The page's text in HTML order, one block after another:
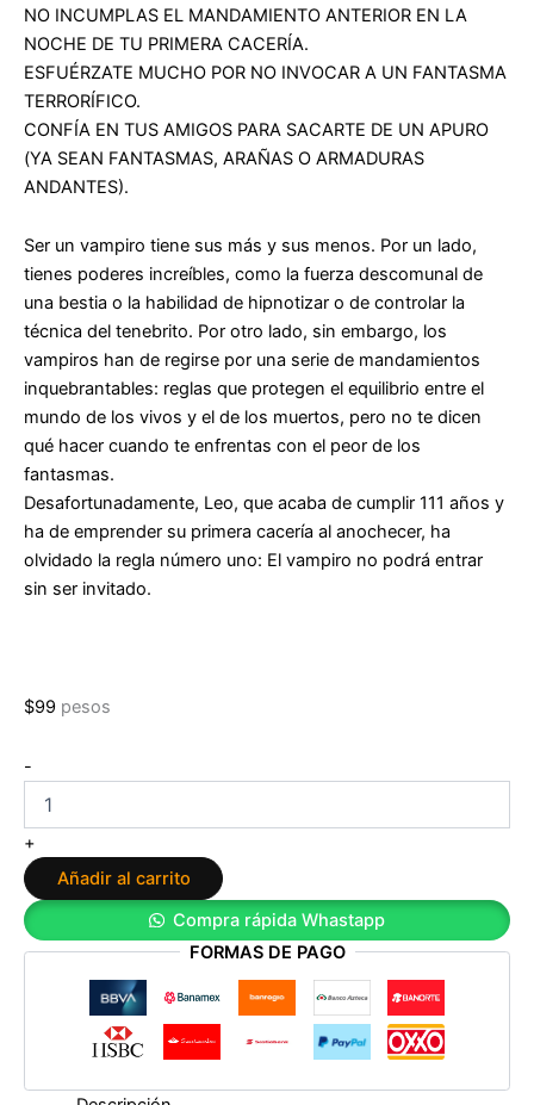
NO INCUMPLAS EL MANDAMIENTO ANTERIOR EN LA
NOCHE DE TU PRIMERA CACERÍA.
ESFUÉRZATE MUCHO POR NO INVOCAR A UN FANTASMA
TERRORÍFICO.
CONFÍA EN TUS AMIGOS PARA SACARTE DE UN APURO
(YA SEAN FANTASMAS, ARAÑAS O ARMADURAS
ANDANTES).
Ser un vampiro tiene sus más y sus menos. Por un lado,
tienes poderes increíbles, como la fuerza descomunal de
una bestia o la habilidad de hipnotizar o de controlar la
técnica del tenebrito. Por otro lado, sin embargo, los
vampiros han de regirse por una serie de mandamientos
inquebrantables: reglas que protegen el equilibrio entre el
mundo de los vivos y el de los muertos, pero no te dicen
qué hacer cuando te enfrentas con el peor de los
fantasmas.
Desafortunadamente, Leo, que acaba de cumplir 111 años y
ha de emprender su primera cacería al anochecer, ha
olvidado la regla número uno: El vampiro no podrá entrar
sin ser invitado.
$99 pesos
-
mandamientos
vampíricos
de
Alex
Foulkes
cantidad
+
Añadir al carrito
Compra rápida Whastapp
FORMAS DE PAGO